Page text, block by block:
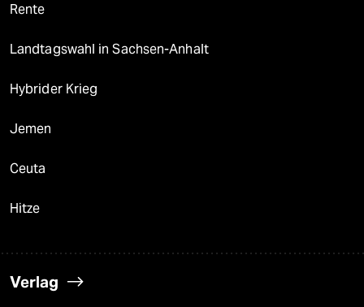
Rente
Landtagswahl in Sachsen-Anhalt
Hybrider Krieg
Jemen
Ceuta
Hitze
Verlag